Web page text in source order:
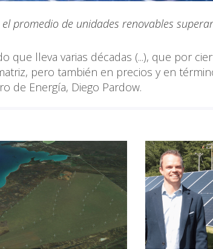
promedio de unidades renovables
que lleva varias décadas (...), que por
pero también en precios y en
de Energía, Diego Pardow.